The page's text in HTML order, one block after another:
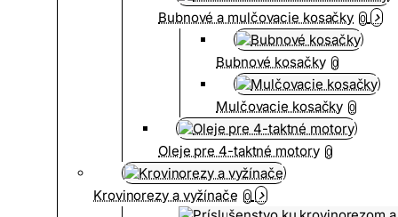
Bubnové a mulčovacie kosačky 0
Bubnové kosačky 0
Mulčovacie kosačky 0
Oleje pre 4-taktné motory 0
Krovinorezy a vyžínače 0